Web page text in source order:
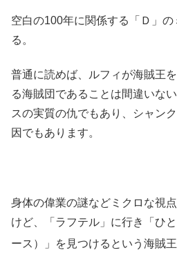
空白の100年に関係する「Ｄ」
る。
普通に読めば、ルフィが海賊王
る海賊団であることは間違いな
スの実質の仇でもあり、シャン
因でもあります。
身体の偉業の謎などミクロな視
けど、「ラフテル」に行き「ひ
ース）」を見つけるという海賊